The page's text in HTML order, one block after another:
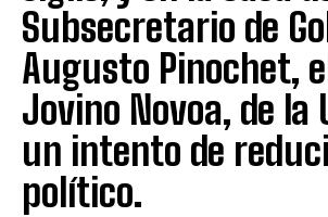
Subsecretario de
Augusto Pinochet,
Jovino Novoa, de la
un intento de
político.